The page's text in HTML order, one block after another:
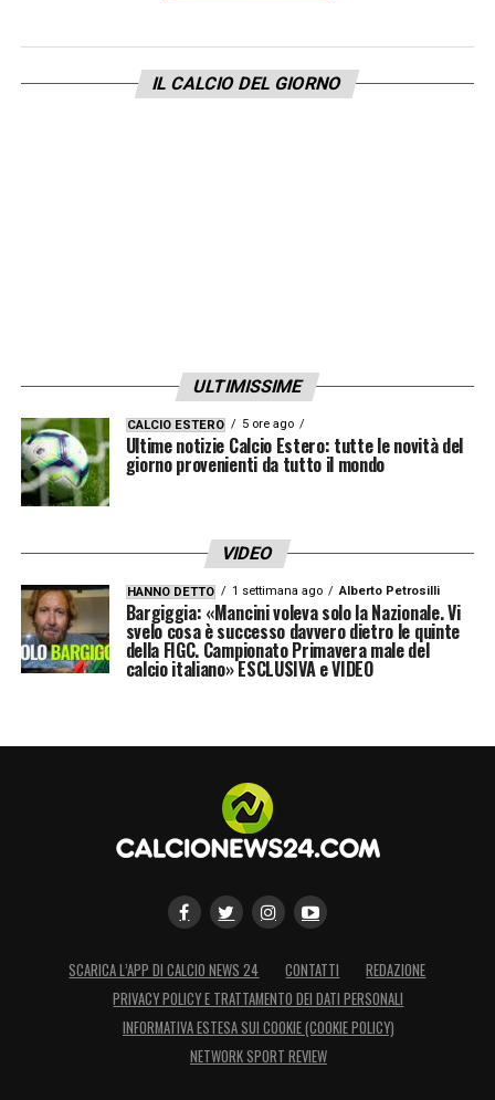
LA PLAYLIST DELLE NOSTRE TOP NEWS
IL CALCIO DEL GIORNO
ULTIMISSIME
CALCIO ESTERO 5 ore ago
Ultime notizie Calcio Estero: tutte le novità del
giorno provenienti da tutto il mondo
VIDEO
HANNO DETTO 1 settimana ago Alberto Petrosilli
Bargiggia: «Mancini voleva solo la Nazionale. Vi
svelo cosa è successo davvero dietro le quinte
della FIGC. Campionato Primavera male del
calcio italiano» ESCLUSIVA e VIDEO
SCARICA L’APP DI CALCIO NEWS 24 CONTATTI
REDAZIONE
PRIVACY POLICY E TRATTAMENTO DEI DATI PERSONALI
INFORMATIVA ESTESA SUI COOKIE (COOKIE POLICY)
NETWORK SPORT REVIEW